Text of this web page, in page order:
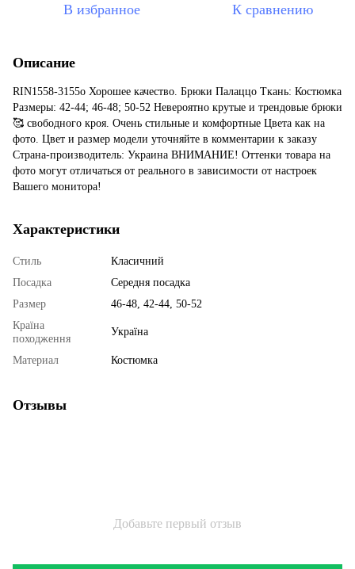
В избранное К сравнению
Описание
RIN1558-3155o Хорошее качество. Брюки Палаццо Ткань: Костюмка
Размеры: 42-44; 46-48; 50-52 Невероятно крутые и трендовые брюки
🥰 свободного кроя. Очень стильные и комфортные Цвета как на
фото. Цвет и размер модели уточняйте в комментарии к заказу
Страна-производитель: Украина ВНИМАНИЕ! Оттенки товара на
фото могут отличаться от реального в зависимости от настроек
Вашего монитора!
Характеристики
Стиль
Класичний
Посадка
Середня посадка
Размер
46-48, 42-44, 50-52
Країна
походження
Україна
Материал Костюмка
Отзывы
Добавьте первый отзыв